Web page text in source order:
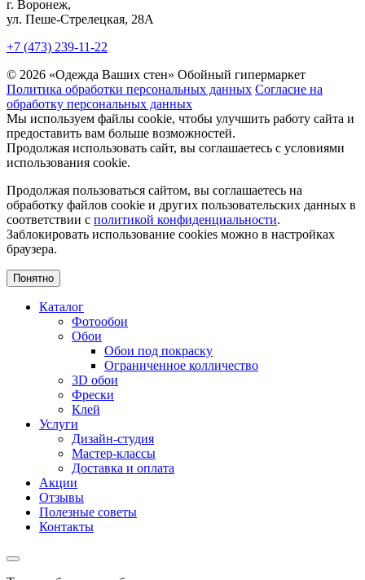
г. Воронеж,
ул. Пеше-Cтрелецкая, 28А
+7 (473) 239-11-22
© 2026 «Одежда Ваших стен» Обойный гипермаркет
Политика обработки персональных данных Согласие на
обработку персональных данных
Мы используем файлы cookie, чтобы улучшить работу сайта и
предоставить вам больше возможностей.
Продолжая использовать сайт, вы соглашаетесь с условиями
использования cookie.
Продолжая пользоваться сайтом, вы соглашаетесь на
обработку файлов cookie и других пользовательских данных в
соответствии с политикой конфиденциальности.
Заблокировать использование cookies можно в настройках
браузера.
Понятно
Каталог
Фотообои
Обои
Обои под покраску
Ограниченное колличество
3D обои
Фрески
Клей
Услуги
Дизайн-студия
Мастер-классы
Доставка и оплата
Акции
Отзывы
Полезные советы
Контакты